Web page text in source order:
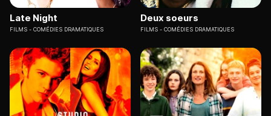
Late Night
FILMS COMÉDIES DRAMATIQUES
Deux soeurs
FILMS COMÉDIES DRAMATIQUES